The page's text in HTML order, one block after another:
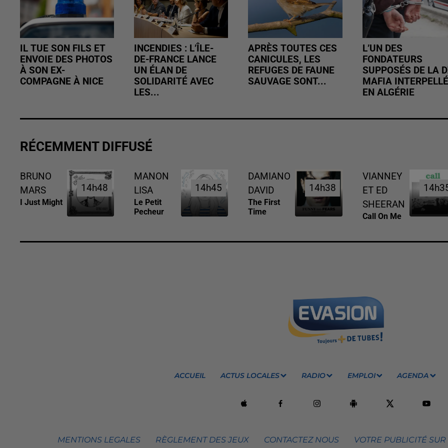
IL TUE SON FILS ET
ENVOIE DES PHOTOS
À SON EX-
COMPAGNE À NICE
INCENDIES : L’ÎLE-
DE-FRANCE LANCE
UN ÉLAN DE
SOLIDARITÉ AVEC
LES...
APRÈS TOUTES CES
CANICULES, LES
REFUGES DE FAUNE
SAUVAGE SONT...
L’UN DES
FONDATEURS
SUPPOSÉS DE LA
MAFIA INTERPELLÉ
EN ALGÉRIE
RÉCEMMENT DIFFUSÉ
BRUNO
MARS
I Just Might
14h48
14h48
MANON
LISA
Le Petit
Pecheur
14h45
14h45
DAMIANO
DAVID
The First
Time
14h38
14h38
VIANNEY
ET ED
SHEERAN
Call On Me
ACCUEIL ACTUS LOCALES RADIO EMPLOI AGENDA
MENTIONS LEGALES RÈGLEMENT DES JEUX CONTACTEZ NOUS VOTRE PUBLICITÉ